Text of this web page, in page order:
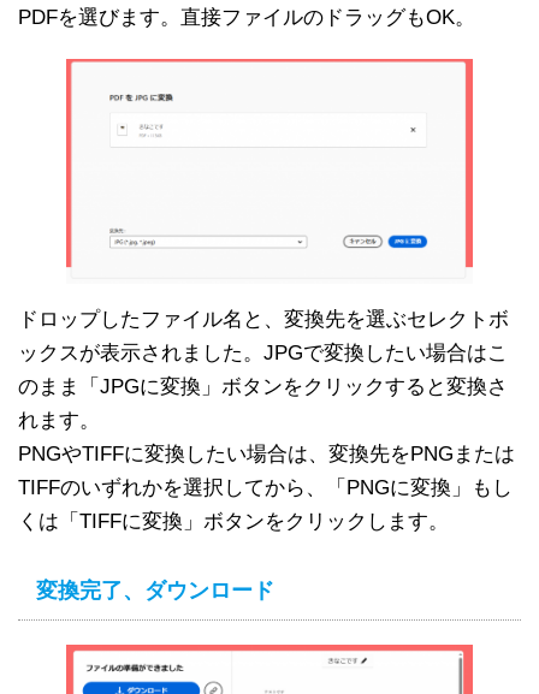
PDFを選びます。直接ファイルのドラッグもOK。
ドロップしたファイル名と、変換先を選ぶセレクトボ
ックスが表示されました。JPGで変換したい場合はこ
のまま「JPGに変換」ボタンをクリックすると変換さ
れます。
PNGやTIFFに変換したい場合は、変換先をPNGまたは
TIFFのいずれかを選択してから、「PNGに変換」もし
くは「TIFFに変換」ボタンをクリックします。
変換完了、ダウンロード